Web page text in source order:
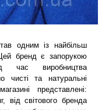
одним із найбільш
бренд є запорукою
час виробництва
чисті та натуральні
представлені:
від світового бренда